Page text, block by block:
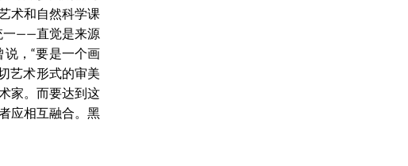
术和自然科学课
一——直觉是来源
，“要是一个画
艺术形式的审美
家。而要达到这
应相互融合。黑